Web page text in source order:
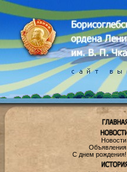
Новости
Объявления
С днем рождения!